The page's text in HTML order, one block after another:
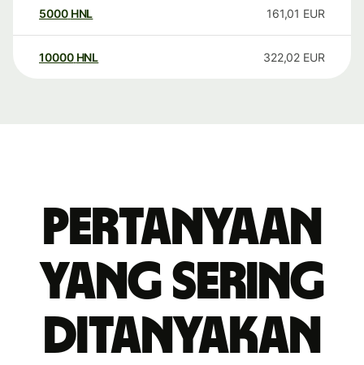
5000 HNL 161,01 EUR
10000 HNL 322,02 EUR
Pertanyaan
yang sering
ditanyakan